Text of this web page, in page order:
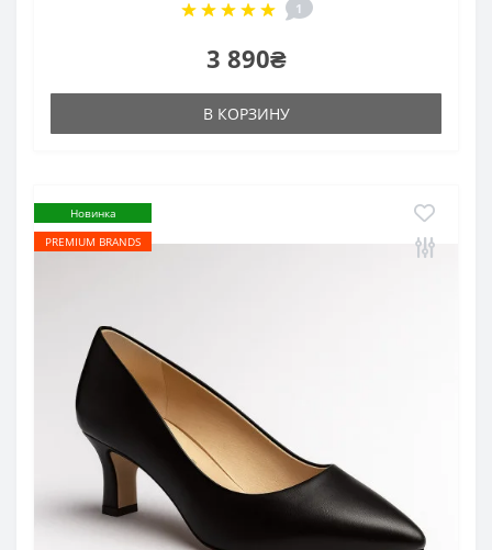
1
3 890₴
В КОРЗИНУ
Новинка
PREMIUM BRANDS